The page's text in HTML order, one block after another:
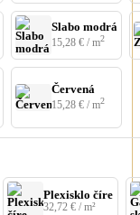
Slabo modrá
15,28 € / m2
Červená
15,28 € / m2
Plexisklo číre
32,72 € / m²